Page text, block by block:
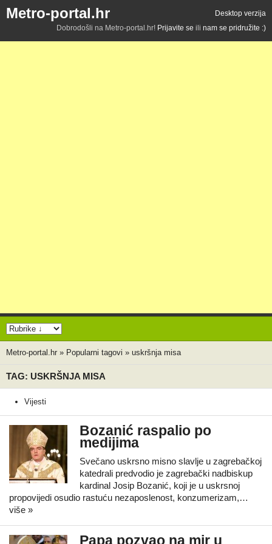
Metro-portal.hr
Desktop verzija
Dobrodošli na Metro-portal.hr! Prijavite se ili nam se pridružite :)
Metro-portal.hr » Popularni tagovi » uskršnja misa
TAG: USKRŠNJA MISA
Vijesti
Bozanić raspalio po
medijima
Svečano uskrsno misno slavlje u zagrebačkoj
katedrali predvodio je zagrebački nadbiskup
kardinal Josip Bozanić, koji je u uskrsnoj
propovijedi osudio rastuću nezaposlenost, konzumerizam,…
više »
Papa pozvao na mir u